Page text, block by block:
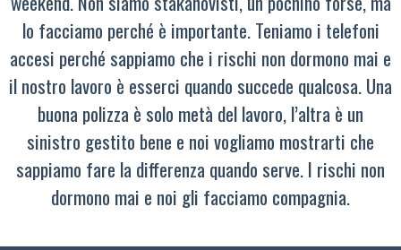
lo facciamo perché è importante. Teniamo i telefoni
accesi perché sappiamo che i rischi non dormono mai e
il nostro lavoro è esserci quando succede qualcosa. Una
buona polizza è solo metà del lavoro, l’altra è un
sinistro gestito bene e noi vogliamo mostrarti che
sappiamo fare la differenza quando serve. I rischi non
dormono mai e noi gli facciamo compagnia.